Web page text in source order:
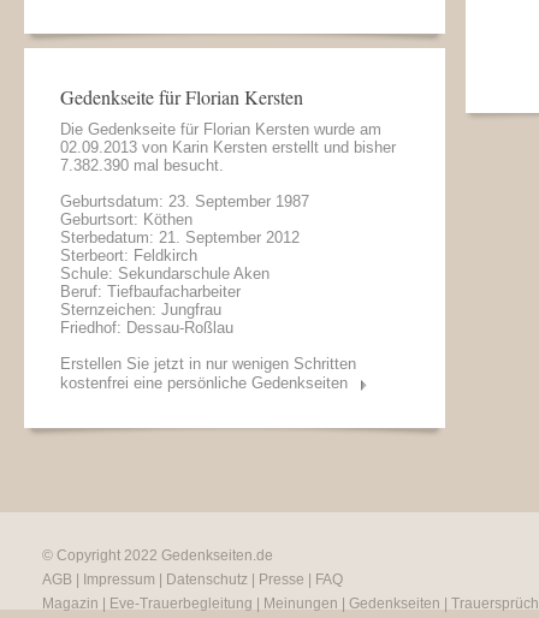
Gedenkseite für Florian Kersten
Die Gedenkseite für Florian Kersten wurde am
02.09.2013 von Karin Kersten erstellt und bisher
7.382.390 mal besucht.
Geburtsdatum: 23. September 1987
Geburtsort: Köthen
Sterbedatum: 21. September 2012
Sterbeort: Feldkirch
Schule: Sekundarschule Aken
Beruf: Tiefbaufacharbeiter
Sternzeichen: Jungfrau
Friedhof: Dessau-Roßlau
Erstellen Sie jetzt in nur wenigen Schritten
kostenfrei eine persönliche Gedenkseiten
© Copyright 2022 Gedenkseiten.de
AGB
Impressum Datenschutz Presse
FAQ
Magazin
Eve-Trauerbegleitung Meinungen Gedenkseiten